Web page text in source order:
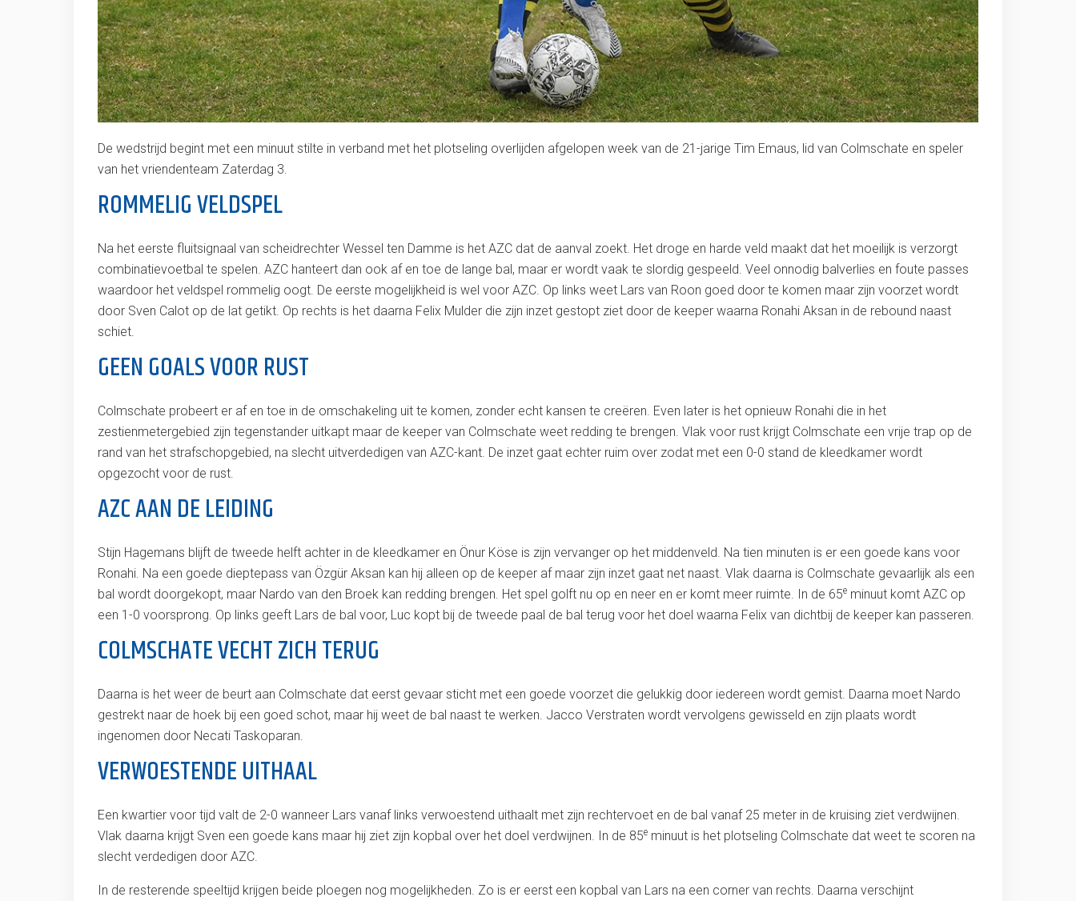
De wedstrijd begint met een minuut stilte in verband met het plotseling overlijden afgelopen week van de 21-jarige Tim Emaus, lid van Colmschate en speler
van het vriendenteam Zaterdag 3.
ROMMELIG VELDSPEL
Na het eerste fluitsignaal van scheidrechter Wessel ten Damme is het AZC dat de aanval zoekt. Het droge en harde veld maakt dat het moeilijk is verzorgt
combinatievoetbal te spelen. AZC hanteert dan ook af en toe de lange bal, maar er wordt vaak te slordig gespeeld. Veel onnodig balverlies en foute passes
waardoor het veldspel rommelig oogt. De eerste mogelijkheid is wel voor AZC. Op links weet Lars van Roon goed door te komen maar zijn voorzet wordt
door Sven Calot op de lat getikt. Op rechts is het daarna Felix Mulder die zijn inzet gestopt ziet door de keeper waarna Ronahi Aksan in de rebound naast
schiet.
GEEN GOALS VOOR RUST
Colmschate probeert er af en toe in de omschakeling uit te komen, zonder echt kansen te creëren. Even later is het opnieuw Ronahi die in het
zestienmetergebied zijn tegenstander uitkapt maar de keeper van Colmschate weet redding te brengen. Vlak voor rust krijgt Colmschate een vrije trap op de
rand van het strafschopgebied, na slecht uitverdedigen van AZC-kant. De inzet gaat echter ruim over zodat met een 0-0 stand de kleedkamer wordt
opgezocht voor de rust.
AZC AAN DE LEIDING
Stijn Hagemans blijft de tweede helft achter in de kleedkamer en Önur Köse is zijn vervanger op het middenveld. Na tien minuten is er een goede kans voor
Ronahi. Na een goede dieptepass van Özgür Aksan kan hij alleen op de keeper af maar zijn inzet gaat net naast. Vlak daarna is Colmschate gevaarlijk als een
bal wordt doorgekopt, maar Nardo van den Broek kan redding brengen. Het spel golft nu op en neer en er komt meer ruimte. In de 65e minuut komt AZC op
een 1-0 voorsprong. Op links geeft Lars de bal voor, Luc kopt bij de tweede paal de bal terug voor het doel waarna Felix van dichtbij de keeper kan passeren.
COLMSCHATE VECHT ZICH TERUG
Daarna is het weer de beurt aan Colmschate dat eerst gevaar sticht met een goede voorzet die gelukkig door iedereen wordt gemist. Daarna moet Nardo
gestrekt naar de hoek bij een goed schot, maar hij weet de bal naast te werken. Jacco Verstraten wordt vervolgens gewisseld en zijn plaats wordt
ingenomen door Necati Taskoparan.
VERWOESTENDE UITHAAL
Een kwartier voor tijd valt de 2-0 wanneer Lars vanaf links verwoestend uithaalt met zijn rechtervoet en de bal vanaf 25 meter in de kruising ziet verdwijnen.
Vlak daarna krijgt Sven een goede kans maar hij ziet zijn kopbal over het doel verdwijnen. In de 85e minuut is het plotseling Colmschate dat weet te scoren na
slecht verdedigen door AZC.
In de resterende speeltijd krijgen beide ploegen nog mogelijkheden. Zo is er eerst een kopbal van Lars na een corner van rechts. Daarna verschijnt